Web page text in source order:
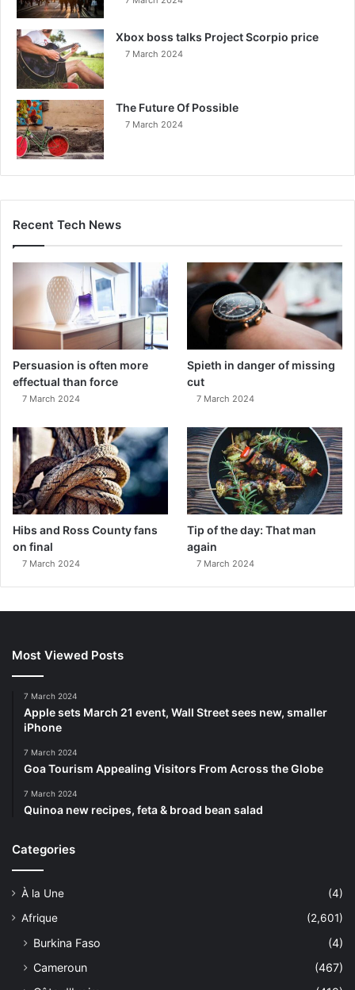
Xbox boss talks Project Scorpio price
7 March 2024
The Future Of Possible
7 March 2024
Recent Tech News
Persuasion is often more
effectual than force
7 March 2024
Spieth in danger of missing
cut
7 March 2024
Hibs and Ross County fans
on final
7 March 2024
Tip of the day: That man
again
7 March 2024
Most Viewed Posts
7 March 2024
Apple sets March 21 event, Wall Street sees new, smaller
iPhone
7 March 2024
Goa Tourism Appealing Visitors From Across the Globe
7 March 2024
Quinoa new recipes, feta & broad bean salad
Categories
À la Une
(4)
Afrique
(2,601)
Burkina Faso
(4)
Cameroun
(467)